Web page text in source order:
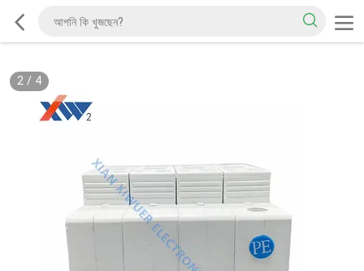
2/ 4